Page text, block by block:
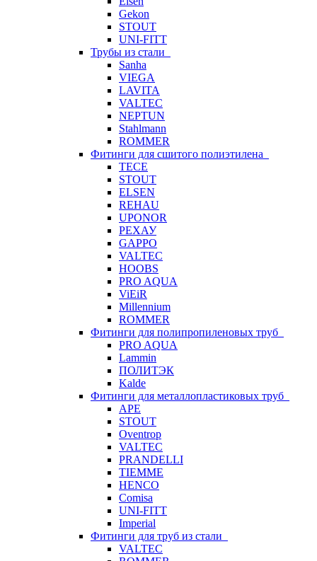
Gekon
STOUT
UNI-FITT
Трубы из стали
Sanha
VIEGA
LAVITA
VALTEC
NEPTUN
Stahlmann
ROMMER
Фитинги для сшитого полиэтилена
TECE
STOUT
ELSEN
REHAU
UPONOR
РЕХАУ
GAPPO
VALTEC
HOOBS
PRO AQUA
ViEiR
Millennium
ROMMER
Фитинги для полипропиленовых труб
PRO AQUA
Lammin
ПОЛИТЭК
Kalde
Фитинги для металлопластиковых труб
APE
STOUT
Oventrop
VALTEC
PRANDELLI
TIEMME
HENCO
Comisa
UNI-FITT
Imperial
Фитинги для труб из стали
VALTEC